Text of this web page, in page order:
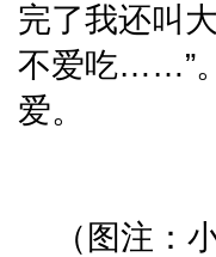
完了我还叫
不爱吃……”
爱。
（图注：